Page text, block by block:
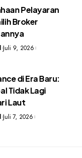
Pelayaran
Broker
Juli 9, 2026
di Era Baru:
Tidak Lagi
Laut
Juli 7, 2026